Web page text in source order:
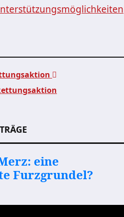
eine
Furzgrundel?